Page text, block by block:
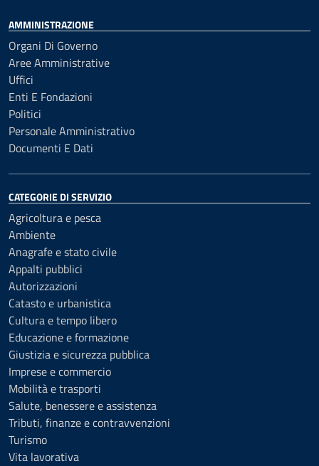
AMMINISTRAZIONE
Organi Di Governo
Aree Amministrative
Uffici
Enti E Fondazioni
Politici
Personale Amministrativo
Documenti E Dati
CATEGORIE DI SERVIZIO
Agricoltura e pesca
Ambiente
Anagrafe e stato civile
Appalti pubblici
Autorizzazioni
Catasto e urbanistica
Cultura e tempo libero
Educazione e formazione
Giustizia e sicurezza pubblica
Imprese e commercio
Mobilità e trasporti
Salute, benessere e assistenza
Tributi, finanze e contravvenzioni
Turismo
Vita lavorativa